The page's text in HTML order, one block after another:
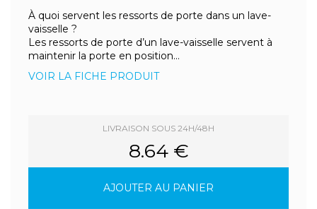
À quoi servent les ressorts de porte dans un lave-
vaisselle ?
Les ressorts de porte d’un lave-vaisselle servent à
maintenir la porte en position...
VOIR LA FICHE PRODUIT
LIVRAISON SOUS 24H/48H
8.64 €
AJOUTER AU PANIER